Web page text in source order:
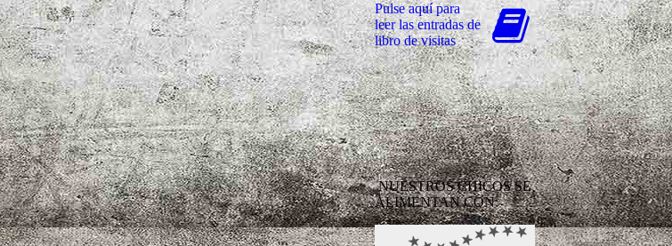
Pulse aquí para
leer las entradas de
libro de visitas
NUESTROS CHICOS SE
ALIMENTAN CON: